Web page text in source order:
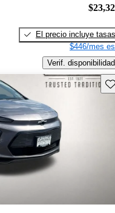
El precio incluye tasas
$446/mes
Verif. disponibilidad